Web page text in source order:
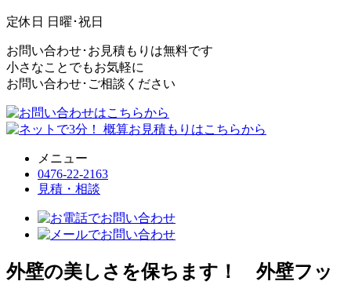
定休日 日曜･祝日
お問い合わせ･お見積もりは無料です
小さなことでもお気軽に
お問い合わせ･ご相談ください
メニュー
0476-22-2163
見積・相談
外壁の美しさを保ちます！ 外壁フッ